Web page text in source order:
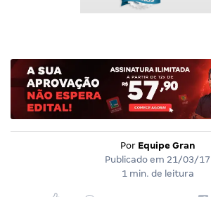
Por Equipe Gran
Publicado em 21/03/17
1 min. de leitura